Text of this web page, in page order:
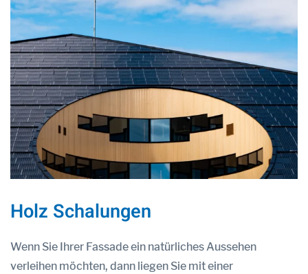
Holz Schalungen
Wenn Sie Ihrer Fassade ein natürliches Aussehen
verleihen möchten, dann liegen Sie mit einer